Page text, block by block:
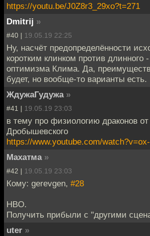
https://youtu.be/J0Z8r3_29xo?t=271
Dmitrij »
#40 | 19.05.19 22:25
Ну, насчёт предопределённости
коротким клинком против длинного
оптимизма Клима. Да,
будет, но вообще-то варианты есть.
ЖдужаГудужа »
#41 | 19.05.19 23:03
в тему про физиологию драконов
Дробышевского
https://www.youtube.com/
Махатма »
#42 | 19.05.19 23:03
Кому: gerevgen, #28
HBO.
Получить прибыли с "другими
uter »